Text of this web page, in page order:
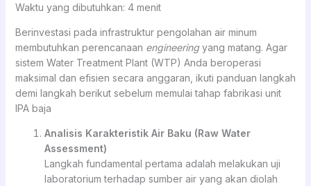
Waktu yang dibutuhkan: 4 menit
Berinvestasi pada infrastruktur pengolahan air minum
membutuhkan perencanaan engineeringyang matang. Agar
sistem Water Treatment Plant (WTP) Anda beroperasi
maksimal dan efisien secara anggaran, ikuti panduan langkah
demi langkah berikut sebelum memulai tahap fabrikasi unit
IPA baja
Analisis Karakteristik Air Baku (Raw Water
Assessment)
Langkah fundamental pertama adalah melakukan uji
laboratorium terhadap sumber air yang akan diolah